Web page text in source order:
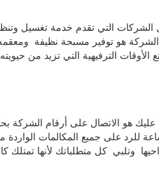
التي تقدم خدمة تغسيل
هو توفير مسبحة نظيفة ومعقمه
الترفيهية التي تزيد من
هو الاتصال على أرقام الشركة
التواصل مع الشركة من خلال الاتصال على خدمه عملاء الشركة المتواجدين
كل متطلباتك لأنها تمتلك